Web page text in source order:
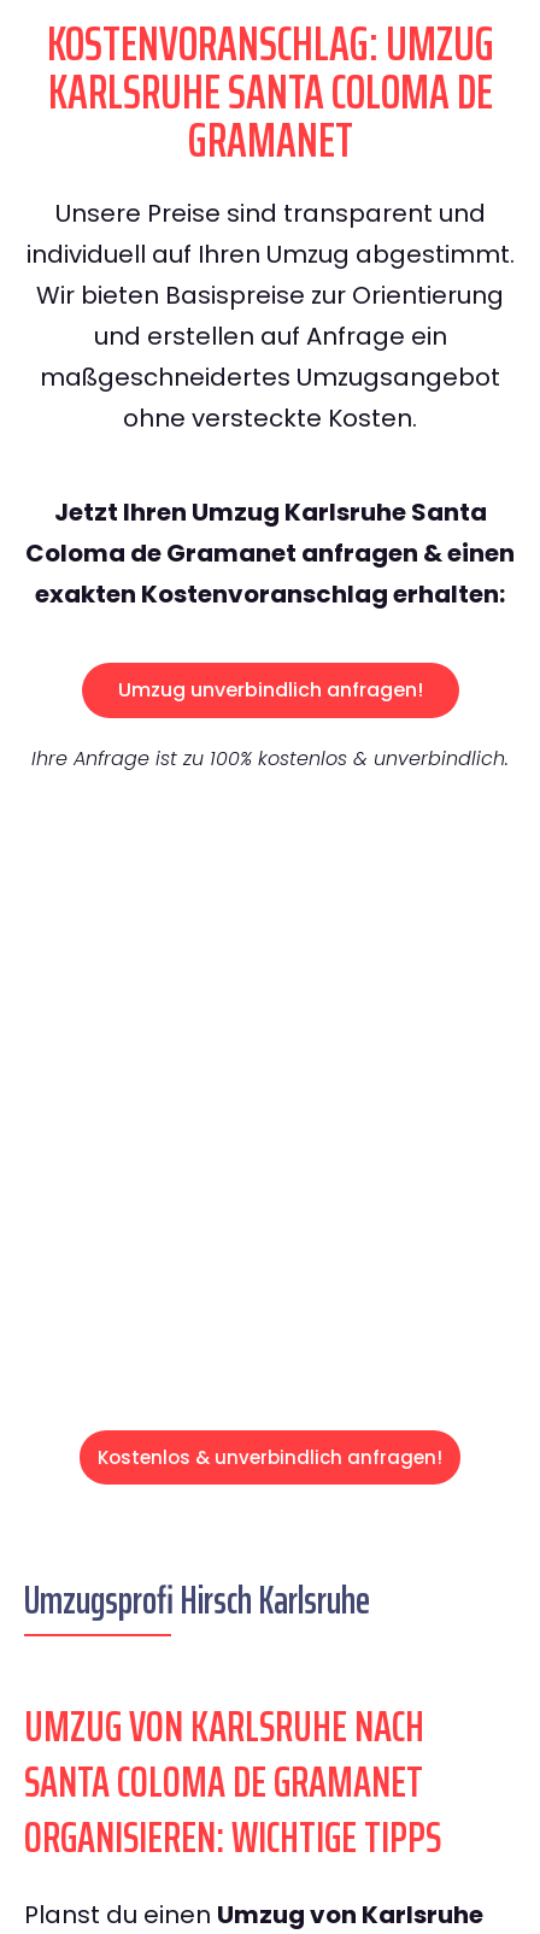
KOSTENVORANSCHLAG: UMZUG
KARLSRUHE SANTA COLOMA DE
GRAMANET
Unsere Preise sind transparent und
individuell auf Ihren Umzug abgestimmt.
Wir bieten Basispreise zur Orientierung
und erstellen auf Anfrage ein
maßgeschneidertes Umzugsangebot
ohne versteckte Kosten.
Jetzt Ihren Umzug Karlsruhe Santa
Coloma de Gramanet anfragen & einen
exakten Kostenvoranschlag erhalten:
Umzug unverbindlich anfragen!
Ihre Anfrage ist zu 100% kostenlos & unverbindlich.
Kostenlos & unverbindlich anfragen!
Umzugsprofi Hirsch Karlsruhe
UMZUG VON KARLSRUHE NACH
SANTA COLOMA DE GRAMANET
ORGANISIEREN: WICHTIGE TIPPS
Planst du einen Umzug von Karlsruhe